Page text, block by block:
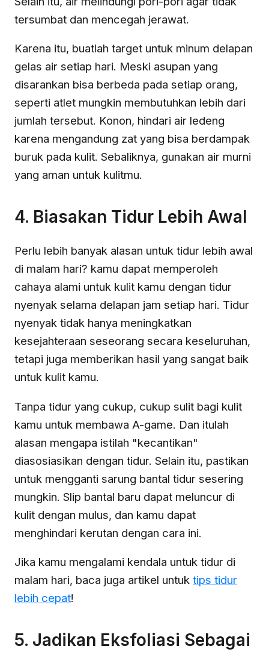
tersumbat dan mencegah jerawat.
Karena itu, buatlah target untuk minum delapan
gelas air setiap hari. Meski asupan yang
disarankan bisa berbeda pada setiap orang,
seperti atlet mungkin membutuhkan lebih dari
jumlah tersebut. Konon, hindari air ledeng
karena mengandung zat yang bisa berdampak
buruk pada kulit. Sebaliknya, gunakan air murni
yang aman untuk kulitmu.
4. Biasakan Tidur Lebih Awal
Perlu lebih banyak alasan untuk tidur lebih awal
di malam hari? kamu dapat memperoleh
cahaya alami untuk kulit kamu dengan tidur
nyenyak selama delapan jam setiap hari. Tidur
nyenyak tidak hanya meningkatkan
kesejahteraan seseorang secara keseluruhan,
tetapi juga memberikan hasil yang sangat baik
untuk kulit kamu.
Tanpa tidur yang cukup, cukup sulit bagi kulit
kamu untuk membawa A-game. Dan itulah
alasan mengapa istilah "kecantikan"
diasosiasikan dengan tidur. Selain itu, pastikan
untuk mengganti sarung bantal tidur sesering
mungkin. Slip bantal baru dapat meluncur di
kulit dengan mulus, dan kamu dapat
menghindari kerutan dengan cara ini.
Jika kamu mengalami kendala untuk tidur di
malam hari, baca juga artikel untuk tips tidur
lebih cepat!
5. Jadikan Eksfoliasi Sebagai